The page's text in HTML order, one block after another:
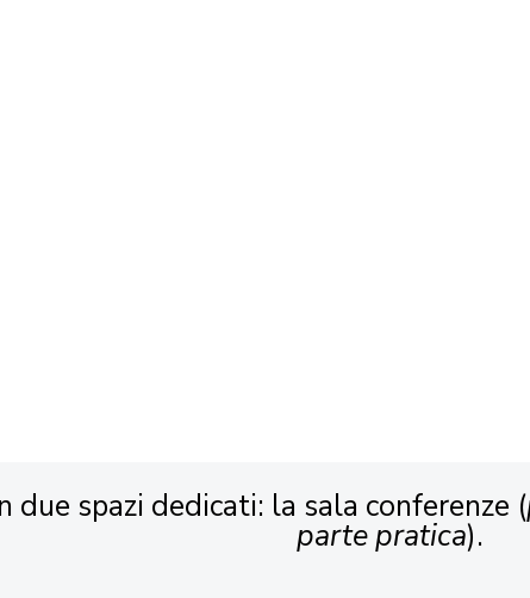
due spazi dedicati: la sala conferenze (
parte pratica).